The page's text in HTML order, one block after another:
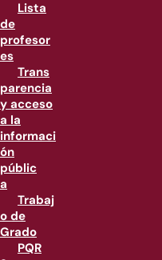
Lista
de
profesor
es
Trans
parencia
y acceso
a la
informaci
ón
públic
a
Trabaj
o de
Grado
PQR